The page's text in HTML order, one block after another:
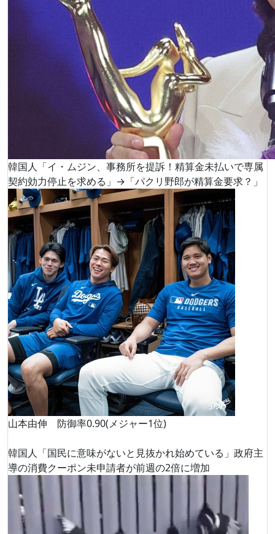
韓国人「イ・ムジン、事務所を提訴！精算金未払いで専属
契約効力停止を求める」→「パクリ野郎が精算金要求？」
山本由伸 防御率0.90(メジャー1位)
韓国人「国民に意味がないと見抜かれ始めている」政府主
導の消費クーポン未申請者が前週の2倍に増加